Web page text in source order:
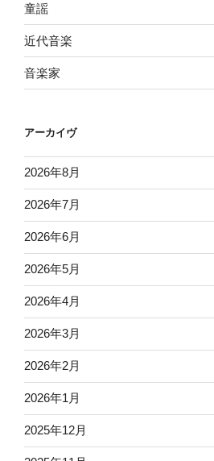
童謡
近代音楽
音楽家
アーカイヴ
2026年8月
2026年7月
2026年6月
2026年5月
2026年4月
2026年3月
2026年2月
2026年1月
2025年12月